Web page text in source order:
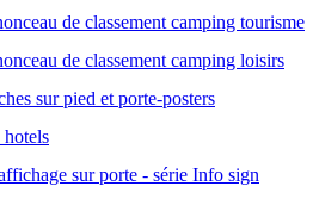
de classement camping tourisme
de classement camping loisirs
sur pied et porte-posters
hotels
sur porte - série Info sign